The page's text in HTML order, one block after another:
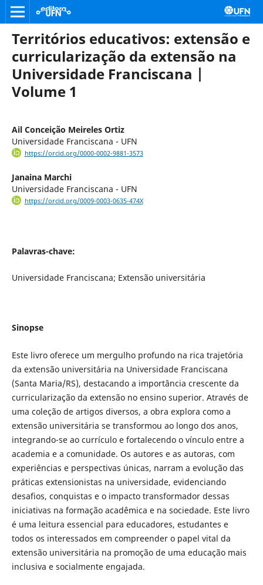
Territórios educativos: extensão e
curricularização da extensão na
Universidade Franciscana |
Volume 1
Ail Conceição Meireles Ortiz
Universidade Franciscana - UFN
https://orcid.org/0000-0002-9881-3573
Janaina Marchi
Universidade Franciscana - UFN
https://orcid.org/0009-0003-0635-474X
Palavras-chave:
Universidade Franciscana; Extensão universitária
Sinopse
Este livro oferece um mergulho profundo na rica trajetória
da extensão universitária na Universidade Franciscana
(Santa Maria/RS), destacando a importância crescente da
curricularização da extensão no ensino superior. Através de
uma coleção de artigos diversos, a obra explora como a
extensão universitária se transformou ao longo dos anos,
integrando-se ao currículo e fortalecendo o vínculo entre a
academia e a comunidade. Os autores e as autoras, com
experiências e perspectivas únicas, narram a evolução das
práticas extensionistas na universidade, evidenciando
desafios, conquistas e o impacto transformador dessas
iniciativas na formação acadêmica e na sociedade. Este livro
é uma leitura essencial para educadores, estudantes e
todos os interessados em compreender o papel vital da
extensão universitária na promoção de uma educação mais
inclusiva e socialmente engajada.